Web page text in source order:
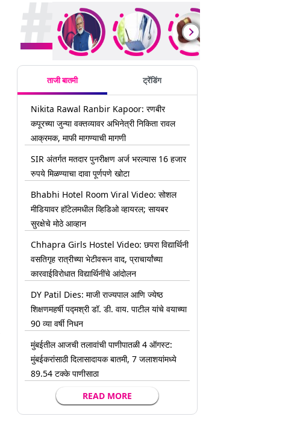
ताजी बातमी ट्रेंडिंग
Nikita Rawal Ranbir Kapoor: रणबीर
कपूरच्या जुन्या वक्तव्यावर अभिनेत्री निकिता रावल
आक्रमक, माफी मागण्याची मागणी
SIR अंतर्गत मतदार पुनरीक्षण अर्ज भरल्यास 16 हजार
रुपये मिळण्याचा दावा पूर्णपणे खोटा
Bhabhi Hotel Room Viral Video: सोशल
मीडियावर हॉटेलमधील व्हिडिओ व्हायरल; सायबर
सुरक्षेचे मोठे आव्हान
Chhapra Girls Hostel Video: छपरा विद्यार्थिनी
वसतिगृह रात्रीच्या भेटीवरून वाद, प्राचार्यांच्या
कारवाईविरोधात विद्यार्थिनींचे आंदोलन
DY Patil Dies: माजी राज्यपाल आणि ज्येष्ठ
शिक्षणमहर्षी पद्मश्री डॉ. डी. वाय. पाटील यांचे वयाच्या
90 व्या वर्षी निधन
मुंबईतील आजची तलावांची पाणीपातळी 4 ऑगस्ट:
मुंबईकरांसाठी दिलासादायक बातमी, 7 जलाशयांमध्ये
89.54 टक्के पाणीसाठा
READ MORE